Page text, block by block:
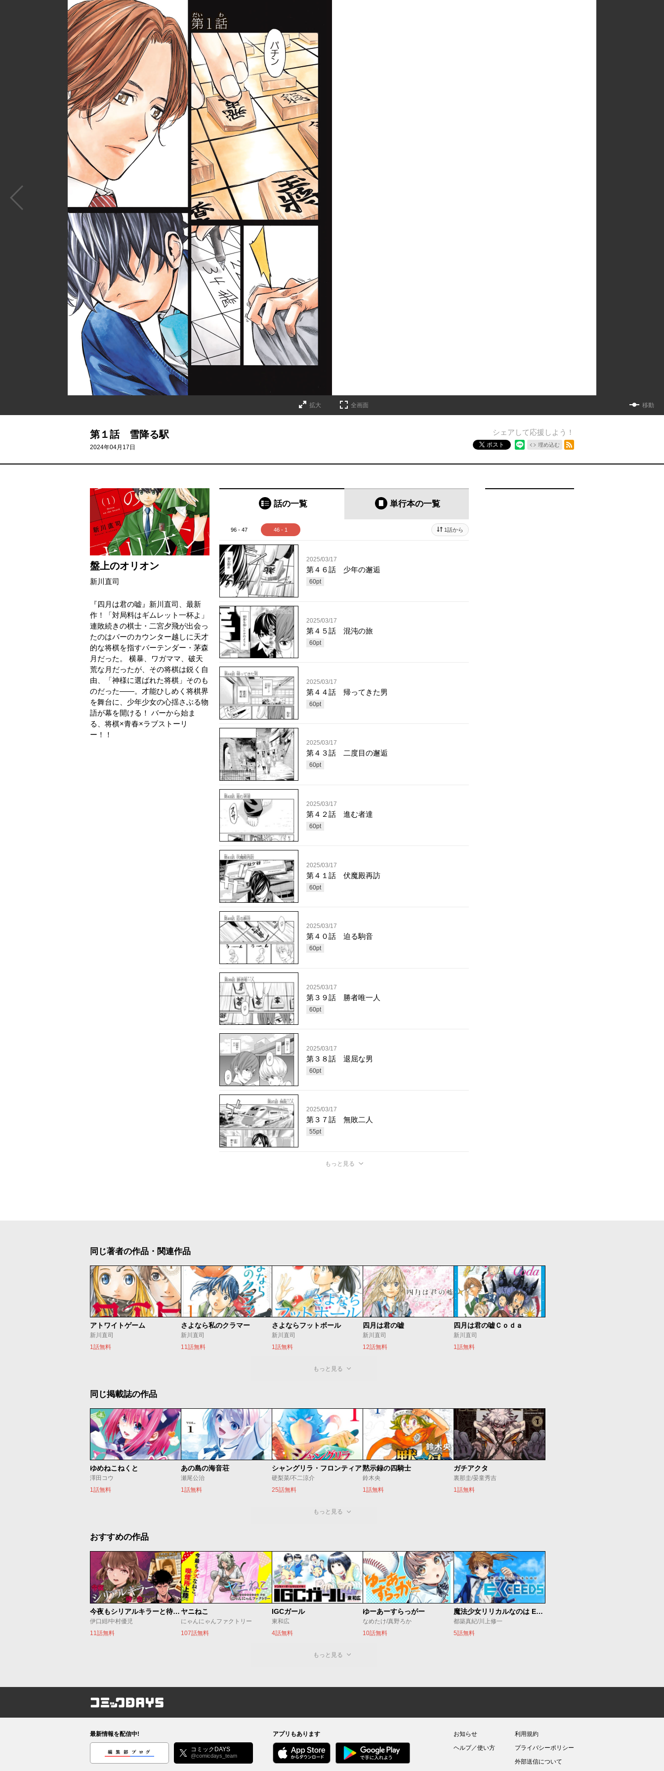
拡大 全画面 移動
第１話 雪降る駅
2024年04月17日
シェアして応援しよう！
ポスト 埋め込む
盤上のオリオン
新川直司
『四月は君の嘘』新川直司、最新
作！「対局料はギムレット一杯よ」
連敗続きの棋士・二宮夕飛が出会っ
たのはバーのカウンター越しに天才
的な将棋を指すバーテンダー・茅森
月だった。 横暴、ワガママ、破天
荒な月だったが、その将棋は鋭く自
由、「神様に選ばれた将棋」そのも
のだった——。才能ひしめく将棋界
を舞台に、少年少女の心揺さぶる物
語が幕を開ける！ バーから始ま
る、将棋×青春×ラブストーリ
ー！！
話の一覧 単行本の一覧
96 - 47 46 - 1 1話から
2025/03/17
第４６話 少年の邂逅
60pt
2025/03/17
第４５話 混沌の旅
60pt
2025/03/17
第４４話 帰ってきた男
60pt
2025/03/17
第４３話 二度目の邂逅
60pt
2025/03/17
第４２話 進む者達
60pt
2025/03/17
第４１話 伏魔殿再訪
60pt
2025/03/17
第４０話 迫る駒音
60pt
2025/03/17
第３９話 勝者唯一人
60pt
2025/03/17
第３８話 退屈な男
60pt
2025/03/17
第３７話 無敗二人
55pt
もっと見る
同じ著者の作品・関連作品
アトワイトゲーム
新川直司
1話無料
さよなら私のクラマー
新川直司
11話無料
さよならフットボール
新川直司
1話無料
四月は君の嘘
新川直司
12話無料
四月は君の嘘Ｃｏｄａ
新川直司
1話無料
もっと見る
同じ掲載誌の作品
ゆめねこねくと
澤田コウ
1話無料
あの島の海音荘
瀬尾公治
1話無料
シャングリラ・フロンティア
硬梨菜/不二涼介
25話無料
黙示録の四騎士
鈴木央
1話無料
ガチアクタ
裏那圭/晏童秀吉
1話無料
もっと見る
おすすめの作品
今夜もシリアルキラーと待ち合わせ
伊口紺/中村優児
11話無料
ヤニねこ
にゃんにゃんファクトリー
107話無料
IGCガール
東和広
4話無料
ゆーあーすらっがー
なめたけ/真野ろか
10話無料
魔法少女リリカルなのは EXCEEDS
都築真紀/川上修一
5話無料
もっと見る
コミックDAYS
最新情報を配信中!
編集部ブログ コミックDAYS
@comicdays_team
アプリもあります
お知らせ
ヘルプ／使い方
利用規約
プライバシーポリシー
外部送信について